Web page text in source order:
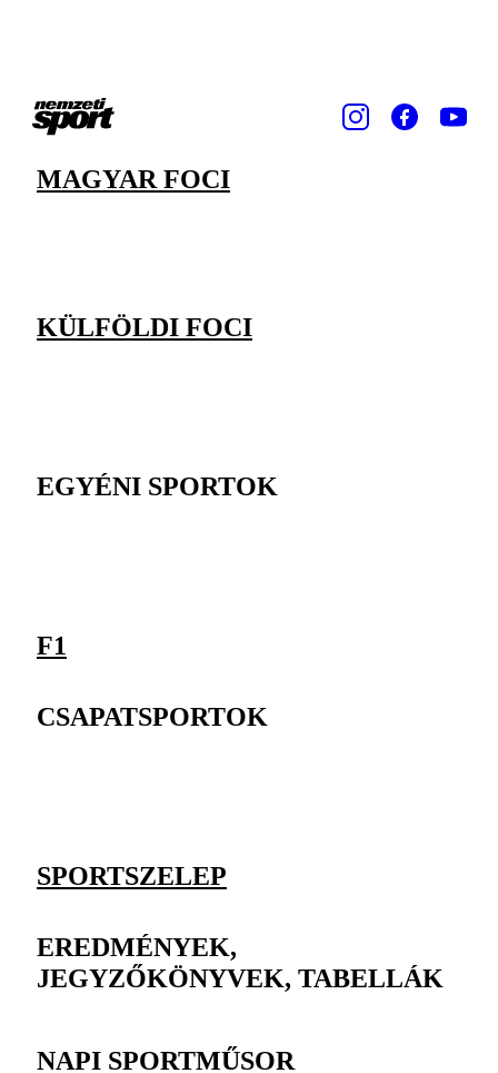
MAGYAR FOCI
KÜLFÖLDI FOCI
EGYÉNI SPORTOK
F1
CSAPATSPORTOK
SPORTSZELEP
EREDMÉNYEK,
JEGYZŐKÖNYVEK, TABELLÁK
NAPI SPORTMŰSOR